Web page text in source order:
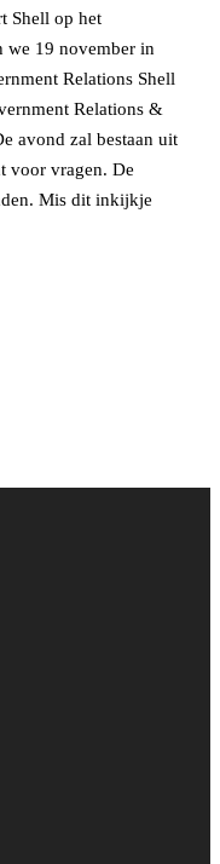
Shell op het
we 19 november in
Relations Shell
Relations &
avond zal bestaan uit
voor vragen. De
Mis dit inkijkje